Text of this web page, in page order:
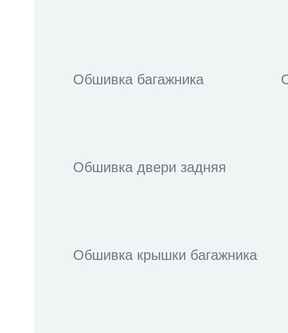
Обшивка багажника
Обшивка двери задняя
Обшивка крышки багажника